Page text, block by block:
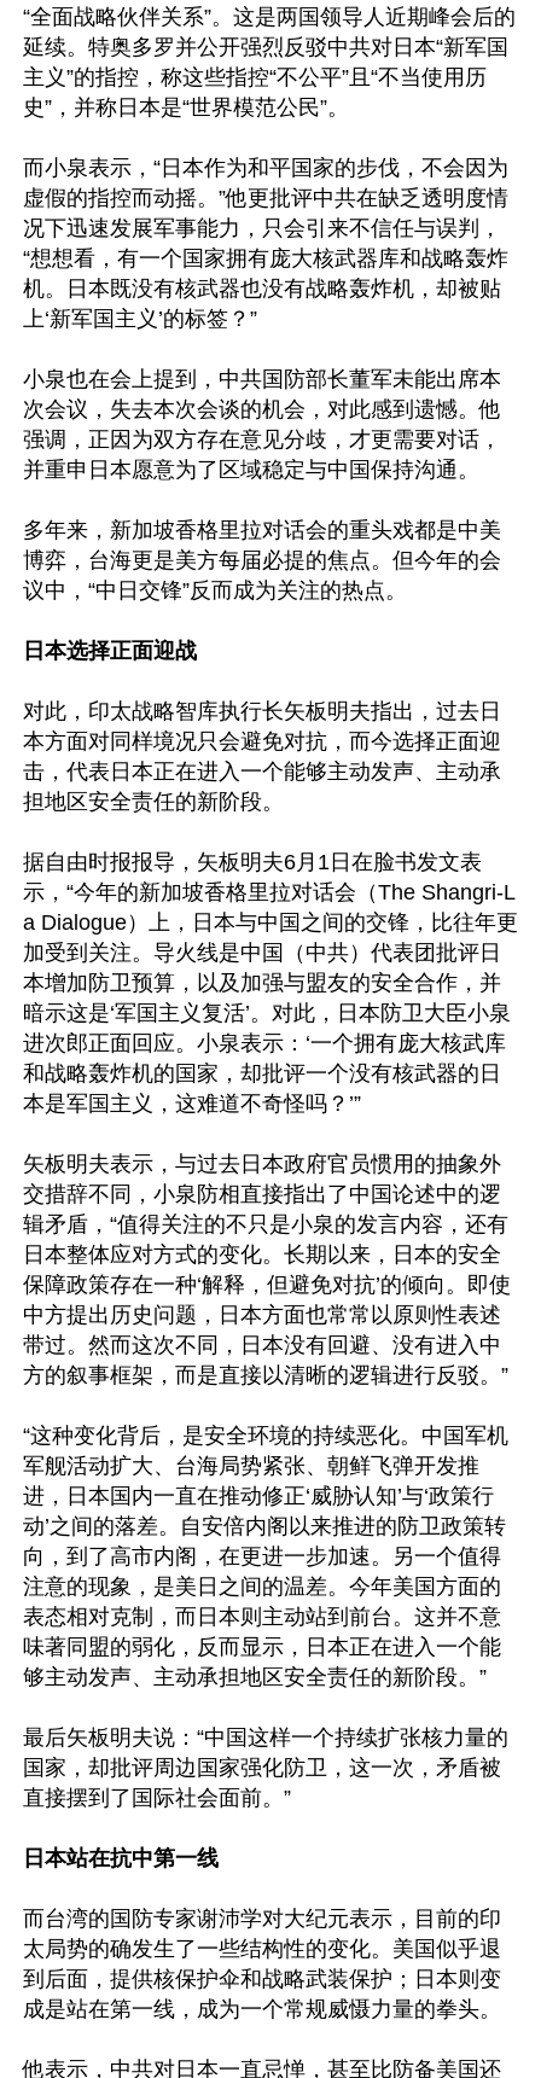
“全面战略伙伴关系”。这是两国领导人近期峰会后的
延续。特奥多罗并公开强烈反驳中共对日本“新军国
主义”的指控，称这些指控“不公平”且“不当使用历
史”，并称日本是“世界模范公民”。
而小泉表示，“日本作为和平国家的步伐，不会因为
虚假的指控而动摇。”他更批评中共在缺乏透明度情
况下迅速发展军事能力，只会引来不信任与误判，
“想想看，有一个国家拥有庞大核武器库和战略轰炸
机。日本既没有核武器也没有战略轰炸机，却被贴
上‘新军国主义’的标签？”
小泉也在会上提到，中共国防部长董军未能出席本
次会议，失去本次会谈的机会，对此感到遗憾。他
强调，正因为双方存在意见分歧，才更需要对话，
并重申日本愿意为了区域稳定与中国保持沟通。
多年来，新加坡香格里拉对话会的重头戏都是中美
博弈，台海更是美方每届必提的焦点。但今年的会
议中，“中日交锋”反而成为关注的热点。
日本选择正面迎战
对此，印太战略智库执行长矢板明夫指出，过去日
本方面对同样境况只会避免对抗，而今选择正面迎
击，代表日本正在进入一个能够主动发声、主动承
担地区安全责任的新阶段。
据自由时报报导，矢板明夫6月1日在脸书发文表
示，“今年的新加坡香格里拉对话会（The Shangri-L
a Dialogue）上，日本与中国之间的交锋，比往年更
加受到关注。导火线是中国（中共）代表团批评日
本增加防卫预算，以及加强与盟友的安全合作，并
暗示这是‘军国主义复活’。对此，日本防卫大臣小泉
进次郎正面回应。小泉表示：‘一个拥有庞大核武库
和战略轰炸机的国家，却批评一个没有核武器的日
本是军国主义，这难道不奇怪吗？’”
矢板明夫表示，与过去日本政府官员惯用的抽象外
交措辞不同，小泉防相直接指出了中国论述中的逻
辑矛盾，“值得关注的不只是小泉的发言内容，还有
日本整体应对方式的变化。长期以来，日本的安全
保障政策存在一种‘解释，但避免对抗’的倾向。即使
中方提出历史问题，日本方面也常常以原则性表述
带过。然而这次不同，日本没有回避、没有进入中
方的叙事框架，而是直接以清晰的逻辑进行反驳。”
“这种变化背后，是安全环境的持续恶化。中国军机
军舰活动扩大、台海局势紧张、朝鲜飞弹开发推
进，日本国内一直在推动修正‘威胁认知’与‘政策行
动’之间的落差。自安倍内阁以来推进的防卫政策转
向，到了高市内阁，在更进一步加速。另一个值得
注意的现象，是美日之间的温差。今年美国方面的
表态相对克制，而日本则主动站到前台。这并不意
味著同盟的弱化，反而显示，日本正在进入一个能
够主动发声、主动承担地区安全责任的新阶段。”
最后矢板明夫说：“中国这样一个持续扩张核力量的
国家，却批评周边国家强化防卫，这一次，矛盾被
直接摆到了国际社会面前。”
日本站在抗中第一线
而台湾的国防专家谢沛学对大纪元表示，目前的印
太局势的确发生了一些结构性的变化。美国似乎退
到后面，提供核保护伞和战略武装保护；日本则变
成是站在第一线，成为一个常规威慑力量的拳头。
他表示，中共对日本一直忌惮，甚至比防备美国还